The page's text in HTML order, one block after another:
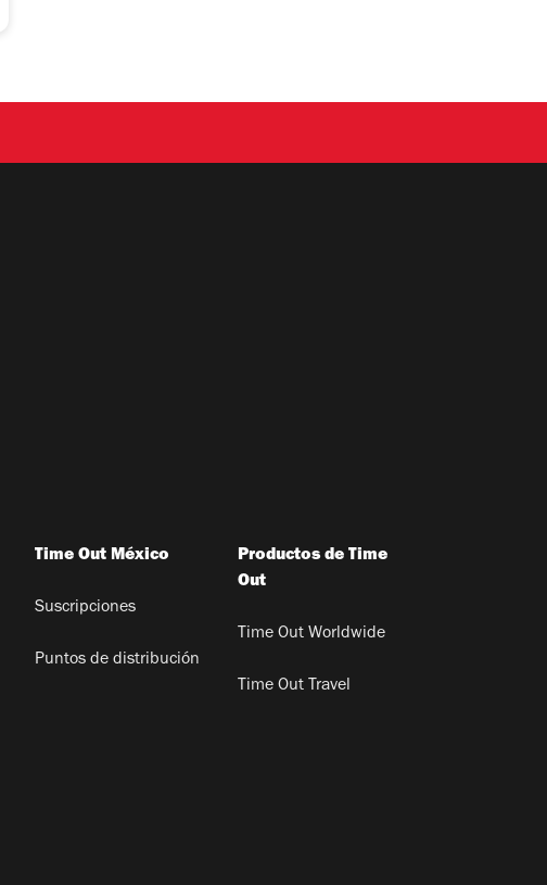
Time Out México
Suscripciones
Puntos de distribución
Productos de Time
Out
Time Out Worldwide
Time Out Travel